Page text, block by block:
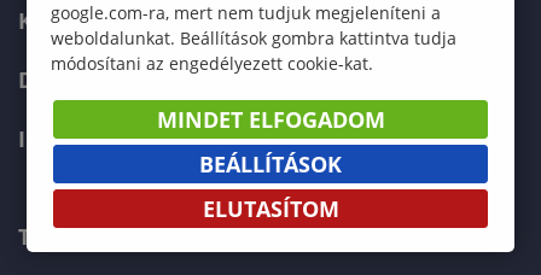
KÉPZÉSEK
DOKTORI ISKOLA
INTERNATIONAL
TELEFONKÖNYV
google.com-ra, mert nem tudjuk megjeleníteni a
weboldalunkat. Beállítások gombra kattintva tudja
módosítani az engedélyezett cookie-kat.
MINDET ELFOGADOM
BEÁLLÍTÁSOK
ELUTASÍTOM